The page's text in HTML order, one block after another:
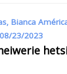
Bianca
08/23/2023